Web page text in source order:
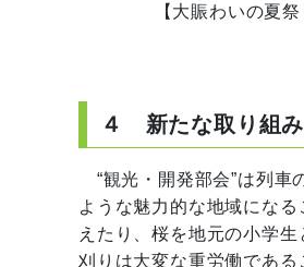
【大賑わいの夏祭り
４ 新たな取り組
“観光・開発部会”は列車
ような魅力的な地域にな
えたり、桜を地元の小学
刈りは大変な重労働であ